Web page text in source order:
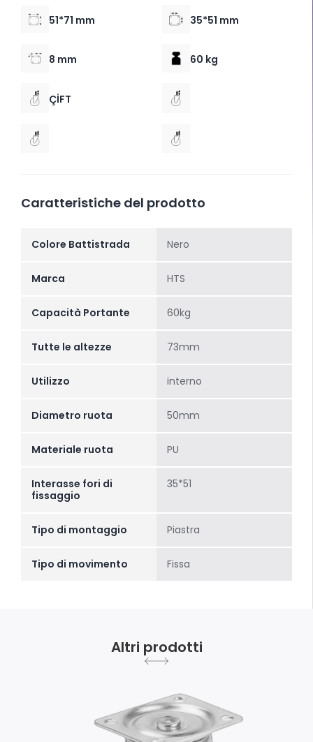
51*71 mm 35*51 mm
8 mm 60 kg
ÇİFT
Caratteristiche del prodotto
Colore Battistrada Nero
Marca HTS
Capacità Portante 60kg
Tutte le altezze 73mm
Utilizzo interno
Diametro ruota 50mm
Materiale ruota PU
Interasse fori di
fissaggio
35*51
Tipo di montaggio Piastra
Tipo di movimento Fissa
Altri prodotti